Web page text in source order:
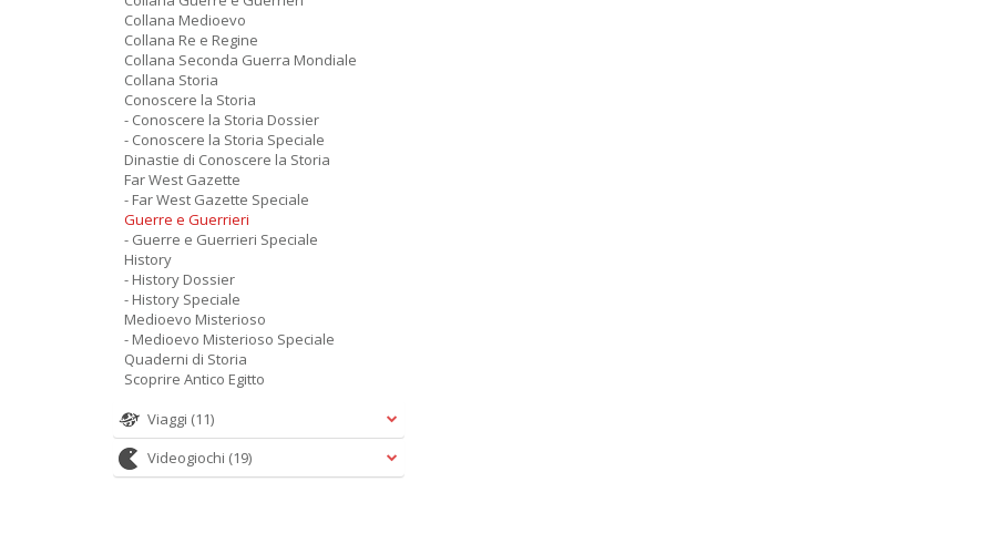
Collana Medioevo
Collana Re e Regine
Collana Seconda Guerra Mondiale
Collana Storia
Conoscere la Storia
- Conoscere la Storia Dossier
- Conoscere la Storia Speciale
Dinastie di Conoscere la Storia
Far West Gazette
- Far West Gazette Speciale
Guerre e Guerrieri
- Guerre e Guerrieri Speciale
History
- History Dossier
- History Speciale
Medioevo Misterioso
- Medioevo Misterioso Speciale
Quaderni di Storia
Scoprire Antico Egitto
Viaggi (11)
Videogiochi (19)